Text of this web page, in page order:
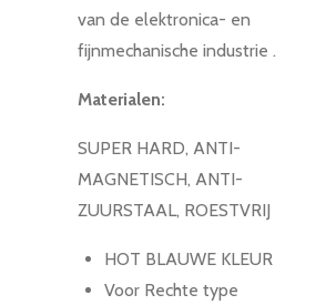
van de elektronica- en
fijnmechanische industrie .
Materialen:
SUPER HARD, ANTI-
MAGNETISCH, ANTI-
ZUURSTAAL, ROESTVRIJ
HOT BLAUWE KLEUR
Voor Rechte type